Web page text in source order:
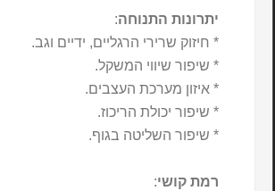
יתרונות התנוחה:
* חיזוק שרירי הרגליים, ידיים וגב.
* שיפור שיווי המשקל.
* איזון מערכת העצבים.
* שיפור יכולת הריכוז.
* שיפור השליטה בגוף.
רמת קושי: